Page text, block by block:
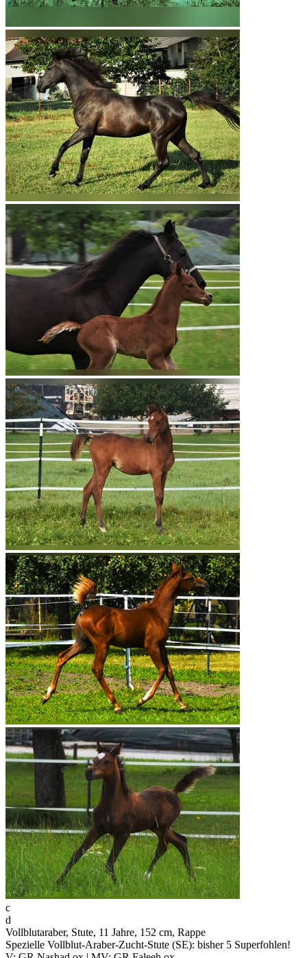
c
d
Vollblutaraber, Stute, 11 Jahre, 152 cm, Rappe
Spezielle Vollblut-Araber-Zucht-Stute (SE): bisher 5 Superfohlen!